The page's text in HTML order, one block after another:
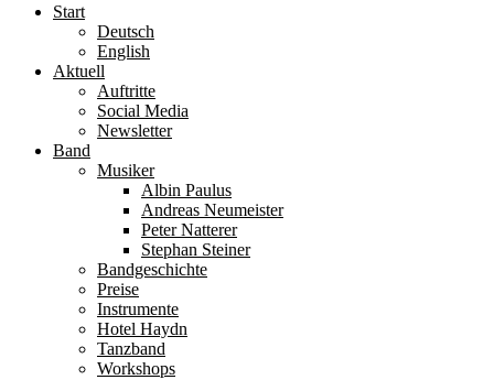
Start
Deutsch
English
Aktuell
Auftritte
Social Media
Newsletter
Band
Musiker
Albin Paulus
Andreas Neumeister
Peter Natterer
Stephan Steiner
Bandgeschichte
Preise
Instrumente
Hotel Haydn
Tanzband
Workshops